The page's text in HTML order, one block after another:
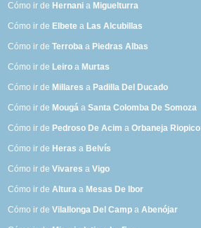
Cómo ir de Hernani a Miguelturra
Cómo ir de Elbete a Las Alcubillas
Cómo ir deTerroba a Piedras Albas
Cómo ir de Leiro a Murtas
Cómo ir de Millares a Padilla Del Ducado
Cómo ir de Mougá aSanta Colomba De Somoza
Cómo ir de Pedroso De Acim aOrbaneja Riopico
Cómo ir de Heras a Belvís
Cómo ir deVivares aVigo
Cómo ir deAltura a Mesas De Ibor
Cómo ir deVilallonga Del Camp aAbenójar